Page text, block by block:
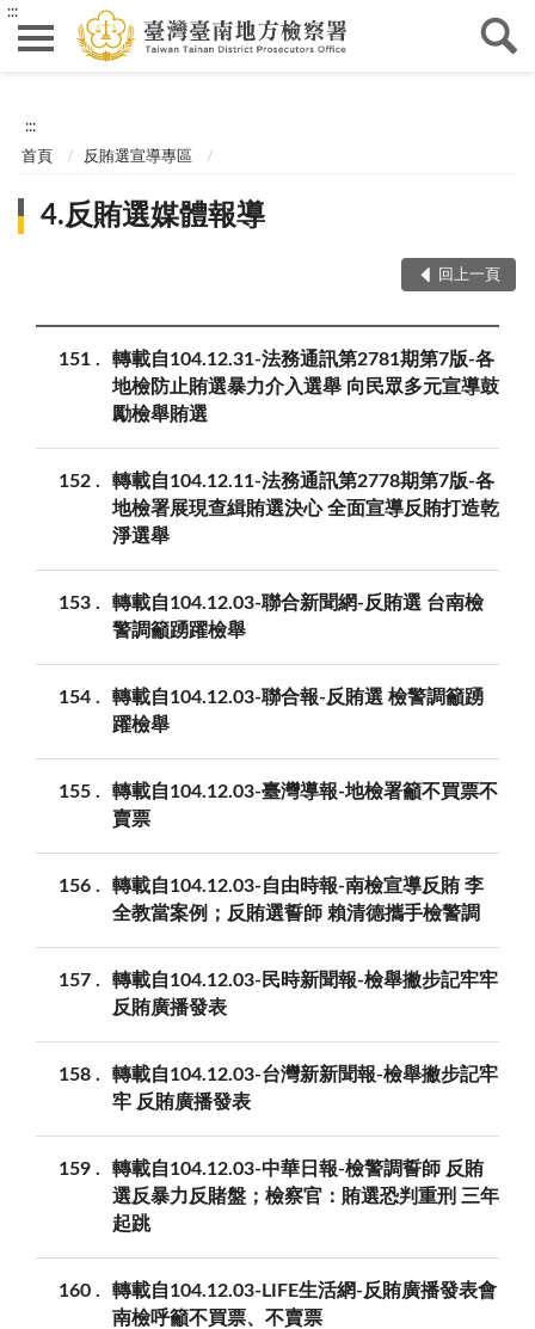
:::
:::
首頁 反賄選宣導專區
4.反賄選媒體報導
回上一頁
151
轉載自104.12.31-法務通訊第2781期第7版-各
地檢防止賄選暴力介入選舉 向民眾多元宣導鼓
勵檢舉賄選
152
轉載自104.12.11-法務通訊第2778期第7版-各
地檢署展現查緝賄選決心 全面宣導反賄打造乾
淨選舉
153
轉載自104.12.03-聯合新聞網-反賄選 台南檢
警調籲踴躍檢舉
154
轉載自104.12.03-聯合報-反賄選 檢警調籲踴
躍檢舉
155
轉載自104.12.03-臺灣導報-地檢署籲不買票不
賣票
156
轉載自104.12.03-自由時報-南檢宣導反賄 李
全教當案例；反賄選誓師 賴清德攜手檢警調
157
轉載自104.12.03-民時新聞報-檢舉撇步記牢牢
反賄廣播發表
158
轉載自104.12.03-台灣新新聞報-檢舉撇步記牢
牢 反賄廣播發表
159
轉載自104.12.03-中華日報-檢警調誓師 反賄
選反暴力反賭盤；檢察官：賄選恐判重刑 三年
起跳
160
轉載自104.12.03-LIFE生活網-反賄廣播發表會
南檢呼籲不買票、不賣票